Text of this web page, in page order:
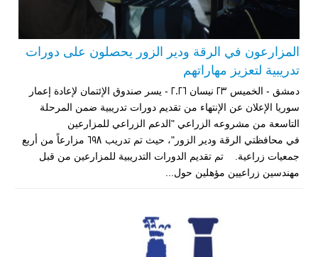
المزارعون في الرقة ودير الزور يحصلون على دورات
تدريبية لتعزيز مهاراتهم
دمشق - الخميس 23 نيسان 2026 - يسر صندوق الإئتمان لإعادة إعمار
سوريا الإعلان عن الإنتهاء من تقديم دورات تدريبية ضمن المرحلة
التاسعة من مشروعه الزراعي "الدعم الزراعي للمزارعين
في محافظتي الرقة ودير الزور"، حيث تم تدريب 698 مزارعاً من أربع
جمعيات زراعية. تم تقديم الدورات التدريبية للمزارعين من قبل
مهندسين زراعيين مؤهلين حول...